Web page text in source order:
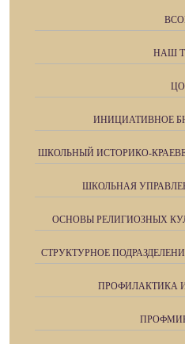
НАШ
ИНИЦИАТИВНОЕ
ШКОЛЬНЫЙ ИСТОРИКО-
ШКОЛЬНАЯ
ОСНОВЫ РЕЛИГИОЗНЫХ
СТРУКТУРНОЕ
ПРОФИЛАКТИКА